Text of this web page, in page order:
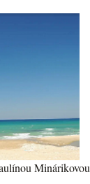
Minárikovou